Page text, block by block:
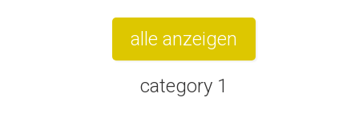
alle anzeigen
category 1